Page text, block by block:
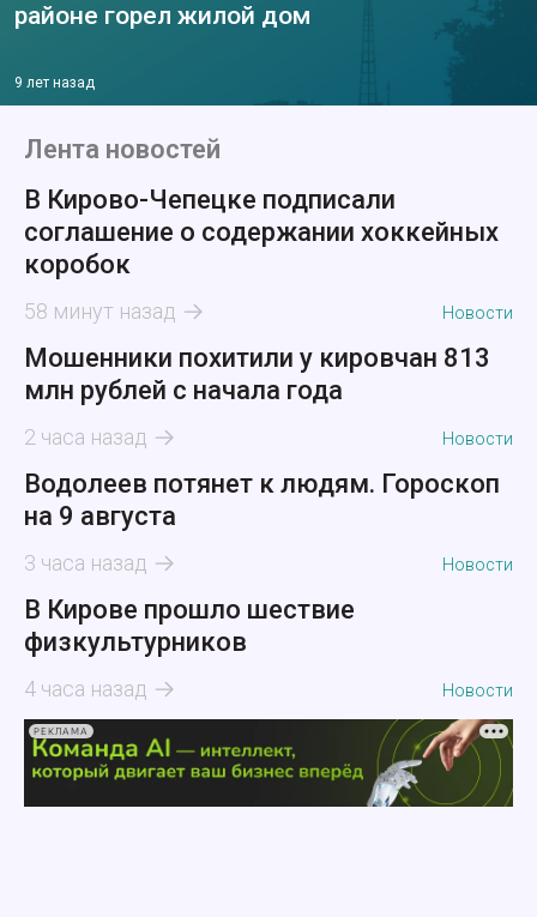
районе горел жилой дом
9 лет назад
Лента новостей
В Кирово-Чепецке подписали
соглашение о содержании хоккейных
коробок
58 минут назад Новости
Мошенники похитили у кировчан 813
млн рублей с начала года
2 часа назад Новости
Водолеев потянет к людям. Гороскоп
на 9 августа
3 часа назад Новости
В Кирове прошло шествие
физкультурников
4 часа назад Новости
РЕКЛАМА